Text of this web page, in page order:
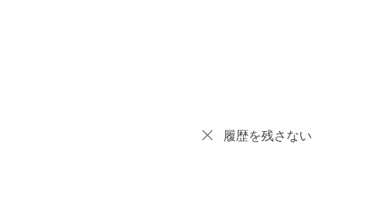
履歴を残さない